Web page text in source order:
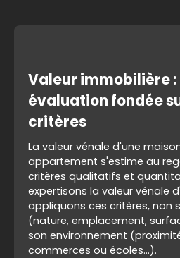
Valeur immobilière :
évaluation fondée
critères
La valeur vénale d'une
appartement s'estime au
critères qualitatifs et
expertisons la valeur vénale
appliquons ces critères, non
(nature, emplacement,
son environnement
commerces ou écoles...).